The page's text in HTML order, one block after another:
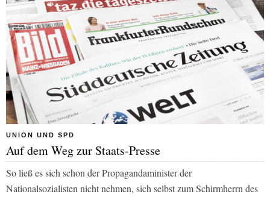
UNION UND SPD
Auf dem Weg zur Staats-Presse
So ließ es sich schon der Propagandaminister der
Nationalsozialisten nicht nehmen, sich selbst zum Schirmherrn des